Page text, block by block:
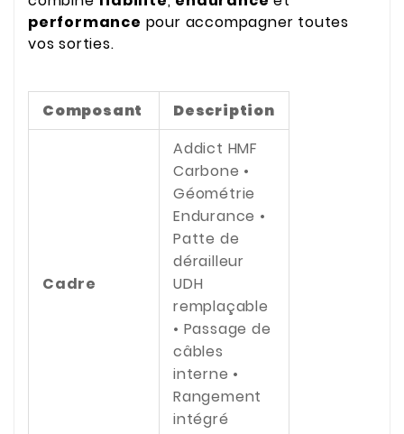
performance pour accompagner toutes
vos sorties.
Composant Description
Cadre
Addict HMF
Carbone •
Géométrie
Endurance •
Patte de
dérailleur
UDH
remplaçable
• Passage de
câbles
interne •
Rangement
intégré